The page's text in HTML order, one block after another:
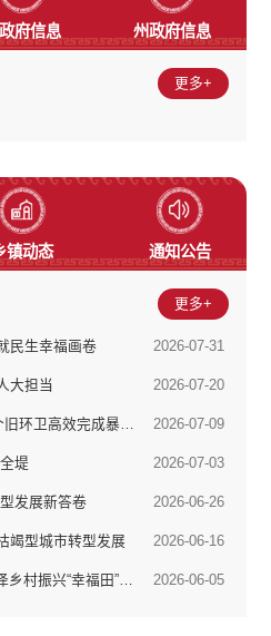
府信息 州政府信息
更多+
镇动态 通知公告
民生幸福画卷 2026-07-31
大担当 2026-07-20
闻“汛”而动，清泥保畅！个旧环卫高效完成暴雨后清淤 2026-07-09
堤 2026-07-03
发展新答卷 2026-06-26
竭型城市转型发展 2026-06-16
贯通山区用水“大动脉” 润泽乡村振兴“幸福田” 个旧市南部片区城乡供水项目圆满竣工通水 2026-06-05
更多+